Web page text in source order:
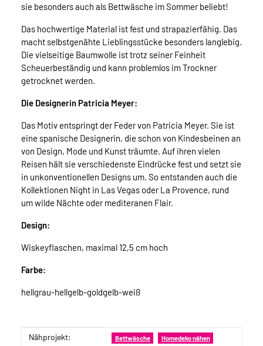
sie besonders auch als Bettwäsche im Sommer beliebt!
Das hochwertige Material ist fest und strapazierfähig. Das
macht selbstgenähte Lieblingsstücke besonders langlebig.
Die vielseitige Baumwolle ist trotz seiner Feinheit
Scheuerbeständig und kann problemlos im Trockner
getrocknet werden.
Die Designerin Patricia Meyer:
Das Motiv entspringt der Feder von Patricia Meyer. Sie ist
eine spanische Designerin, die schon von Kindesbeinen an
von Design, Mode und Kunst träumte. Auf ihren vielen
Reisen hält sie verschiedenste Eindrücke fest und setzt sie
in unkonventionellen Designs um. So entstanden auch die
Kollektionen Night in Las Vegas oder La Provence, rund
um wilde Nächte oder mediteranen Flair.
Design:
Wiskeyflaschen, maximal 12,5 cm hoch
Farbe:
hellgrau-hellgelb-goldgelb-weiß
Produkteigenschaft
Wert
Nähprojekt: Bettwäsche Homedeko nähen